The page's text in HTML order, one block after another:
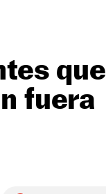
que
fuera